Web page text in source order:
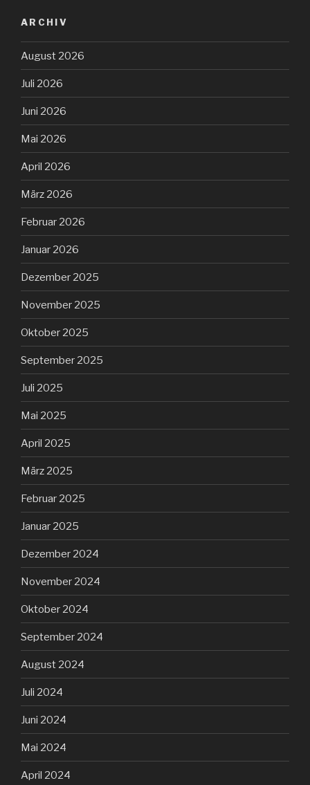
ARCHIV
August 2026
Juli 2026
Juni 2026
Mai 2026
April 2026
März 2026
Februar 2026
Januar 2026
Dezember 2025
November 2025
Oktober 2025
September 2025
Juli 2025
Mai 2025
April 2025
März 2025
Februar 2025
Januar 2025
Dezember 2024
November 2024
Oktober 2024
September 2024
August 2024
Juli 2024
Juni 2024
Mai 2024
April 2024